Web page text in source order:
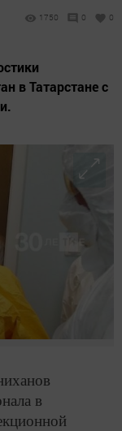
1750 0 0
в Татарстане с
в